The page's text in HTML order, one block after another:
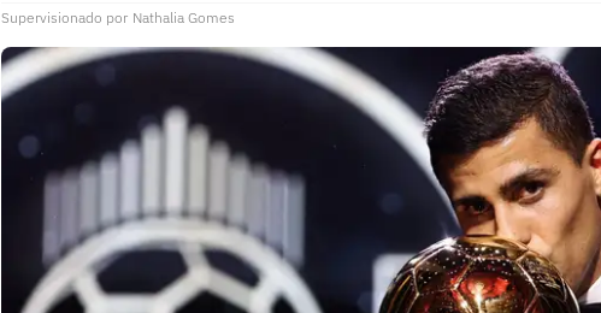
Supervisionado por Nathalia Gomes